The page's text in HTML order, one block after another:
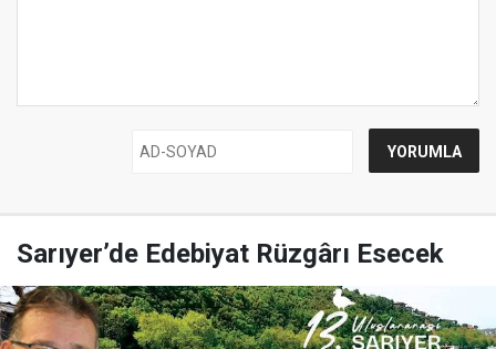
Sarıyer’de Edebiyat Rüzgârı Esecek